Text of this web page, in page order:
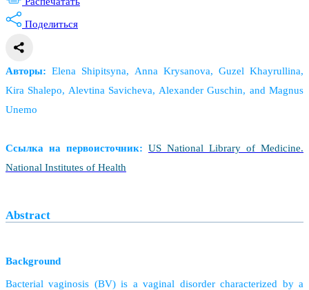
Поделиться
Авторы: Elena Shipitsyna, Anna Krysanova, Guzel Khayrullina,
Kira Shalepo, Alevtina Savicheva, Alexander Guschin, and Magnus
Unemo
Ссылка на первоисточник: US National Library of Medicine.
National Institutes of Health
Abstract
Background
Bacterial vaginosis (BV) is a vaginal disorder characterized by a